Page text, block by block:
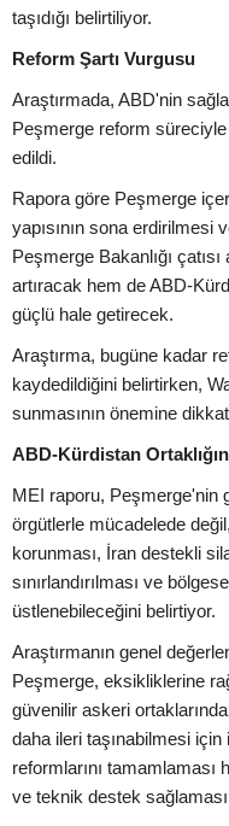
taşıdığı belirtiliyor.
Reform Şartı Vurgusu
Araştırmada, ABD'nin
Peşmerge reform süreciyle
edildi.
Rapora göre Peşmerge
yapısının sona
Peşmerge Bakanlığı
artıracak hem de ABD-
güçlü hale getirecek.
Araştırma, bugüne kadar
kaydedildiğini belirtirken,
sunmasının önemine
ABD-Kürdistan
MEI raporu, Peşmerge'nin
örgütlerle mücadelede
korunması, İran destekli
sınırlandırılması ve
üstlenebileceğini belirtiyor.
Araştırmanın genel
Peşmerge, eksikliklerine
güvenilir askeri
daha ileri taşınabilmesi
reformlarını
ve teknik destek